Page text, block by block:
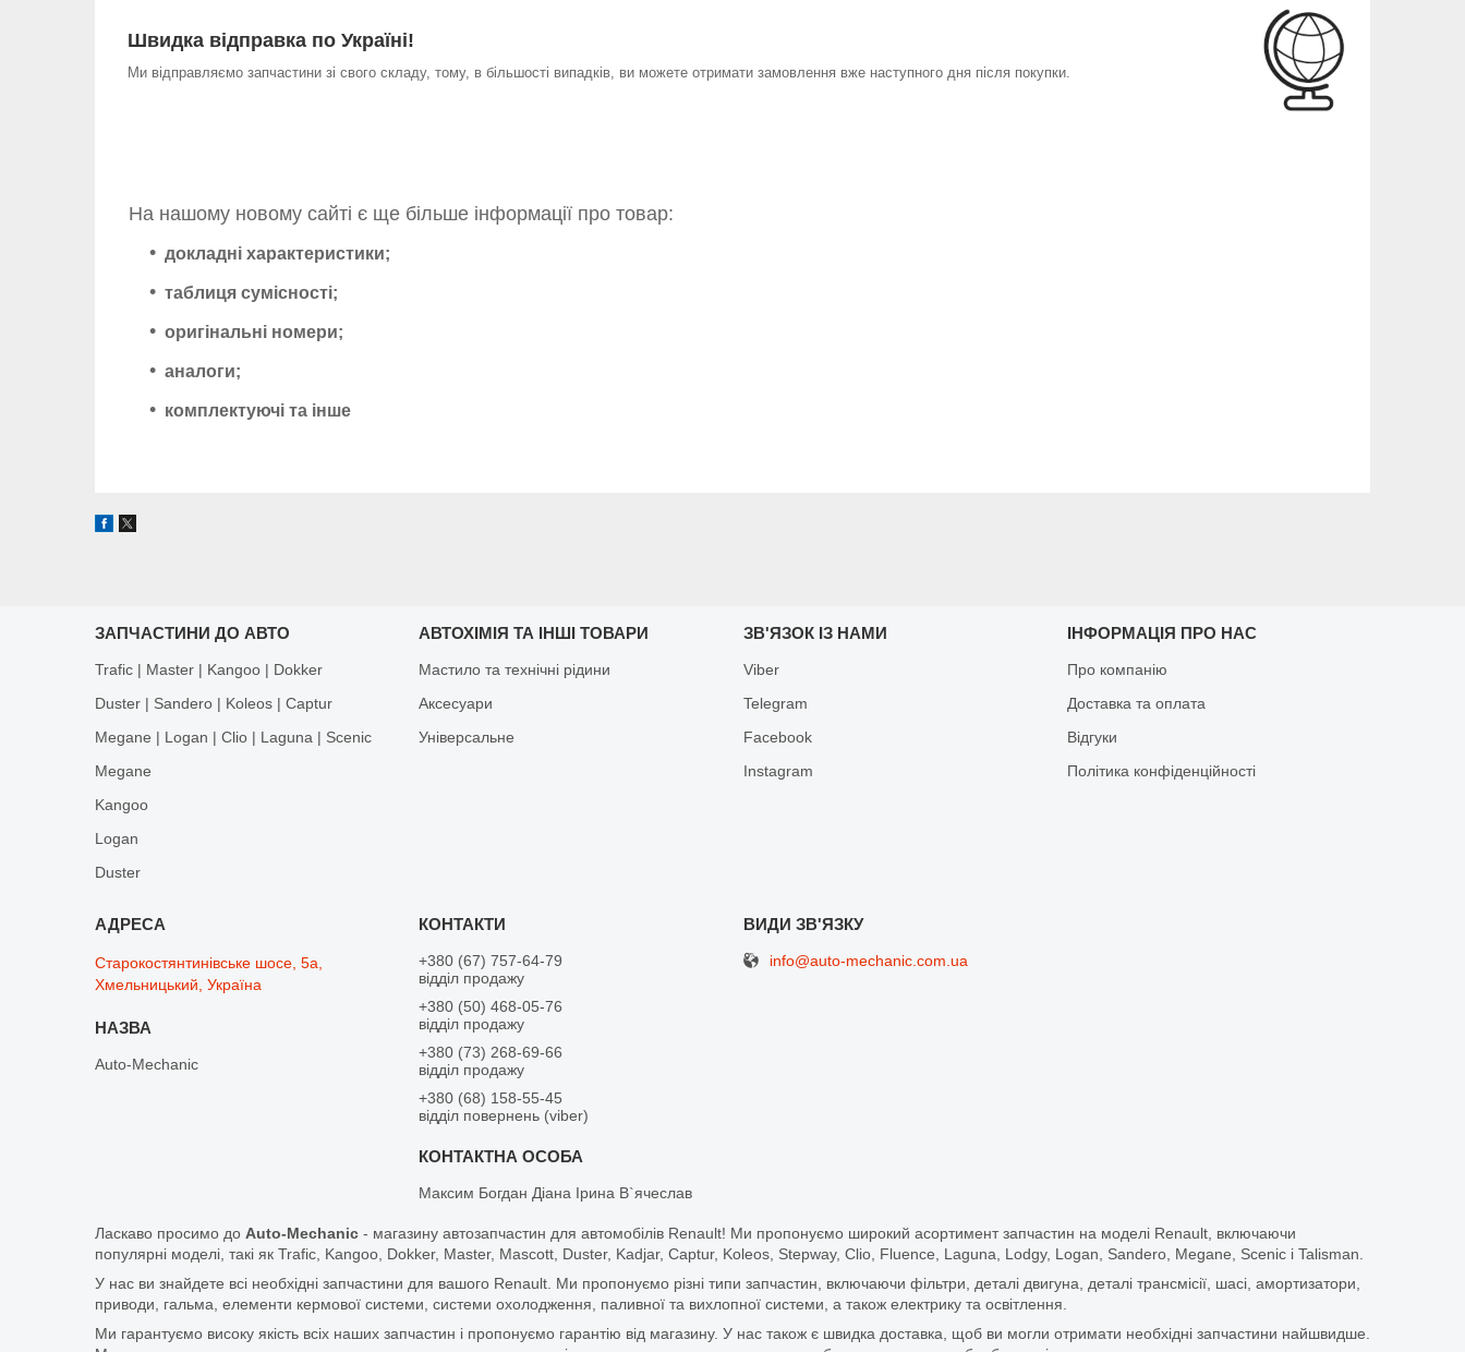
Швидка відправка по Україні!
Ми відправляємо запчастини зі свого складу, тому, в більшості випадків, ви можете отримати замовлення вже наступного дня після покупки.
На нашому новому сайті є ще більше інформації про товар:
докладні характеристики;
таблиця сумісності;
оригінальні номери;
аналоги;
комплектуючі та інше
ЗАПЧАСТИНИ ДО АВТО
Trafic | Master | Kangoo | Dokker
Duster | Sandero | Koleos | Captur
Megane | Logan | Clio | Laguna | Scenic
Megane
Kangoo
Logan
Duster
АВТОХІМІЯ ТА ІНШІ ТОВАРИ
Мастило та технічні рідини
Аксесуари
Універсальне
ЗВ'ЯЗОК ІЗ НАМИ
Viber
Telegram
Facebook
Іnstagram
ІНФОРМАЦІЯ ПРО НАС
Про компанію
Доставка та оплата
Відгуки
Політика конфіденційності
Старокостянтинівське шосе, 5а,
Хмельницький, Україна
Auto-Mechanic
+380 (67) 757-64-79
відділ продажу
+380 (50) 468-05-76
відділ продажу
+380 (73) 268-69-66
відділ продажу
+380 (68) 158-55-45
відділ повернень (viber)
Максим Богдан Діана Ірина В`ячеслав
info@auto-mechanic.com.ua
Ласкаво просимо до Auto-Mechanic - магазину автозапчастин для автомобілів Renault! Ми пропонуємо широкий асортимент запчастин на моделі Renault, включаючи
популярні моделі, такі як Trafic, Kangoo, Dokker, Master, Mascott, Duster, Kadjar, Captur, Koleos, Stepway, Clio, Fluence, Laguna, Lodgy, Logan, Sandero, Megane, Scenic і Talisman.
У нас ви знайдете всі необхідні запчастини для вашого Renault. Ми пропонуємо різні типи запчастин, включаючи фільтри, деталі двигуна, деталі трансмісії, шасі, амортизатори,
приводи, гальма, елементи кермової системи, системи охолодження, паливної та вихлопної системи, а також електрику та освітлення.
Ми гарантуємо високу якість всіх наших запчастин і пропонуємо гарантію від магазину. У нас також є швидка доставка, щоб ви могли отримати необхідні запчастини найшвидше.